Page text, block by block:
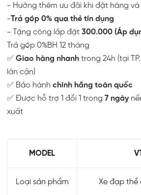
- Hưởng thêm ưu đãi khi đặt hàng và
-Trả góp 0% qua thẻ tín dụng
- Tặng công lắp đặt 300.000 (Áp
Trả góp 0%BH 12 tháng
✅ Giao hàng nhanh trong 24h (tại
lân cận)
✅ Bảo hành chính hãng toàn quốc
✅ Được hỗ trợ 1 đổi 1 trong 7 ngày
xuất
MODEL
Loại sản phẩm Xe đạp thể